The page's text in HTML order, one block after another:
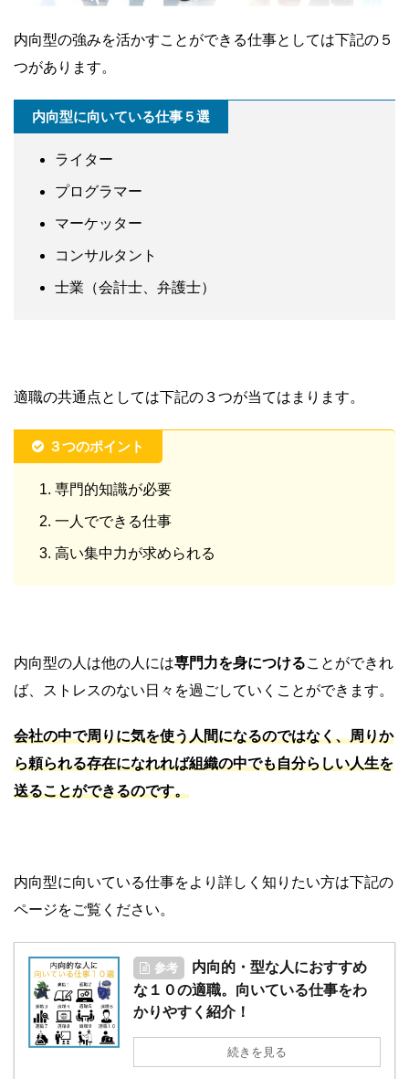
内向型の強みを活かすことができる仕事としては下記の５
つがあります。
内向型に向いている仕事５選
ライター
プログラマー
マーケッター
コンサルタント
士業（会計士、弁護士）
適職の共通点としては下記の３つが当てはまります。
３つのポイント
専門的知識が必要
一人でできる仕事
高い集中力が求められる
内向型の人は他の人には専門力を身につけることができれ
ば、ストレスのない日々を過ごしていくことができます。
会社の中で周りに気を使う人間になるのではなく、周りか
ら頼られる存在になれれば組織の中でも自分らしい人生を
送ることができるのです。
内向型に向いている仕事をより詳しく知りたい方は下記の
ページをご覧ください。
参考
内向的・型な人におすすめ
な１０の適職。向いている仕事をわ
かりやすく紹介！
続きを見る